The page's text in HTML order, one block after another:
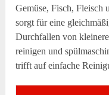
Gemüse, Fisch, Fleisch
sorgt für eine
Durchfallen von
reinigen und
trifft auf einfache